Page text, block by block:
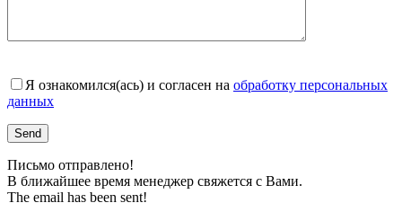
Я ознакомился(ась) и согласен на обработку персональных
данных
Письмо отправлено!
В ближайшее время менеджер свяжется с Вами.
The email has been sent!